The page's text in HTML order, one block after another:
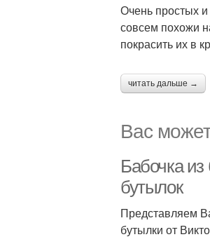
Очень простых
совсем похожи
покрасить их в
читать дальше →
Вас
Бабочка
бутылок
Представляем
бутылки от